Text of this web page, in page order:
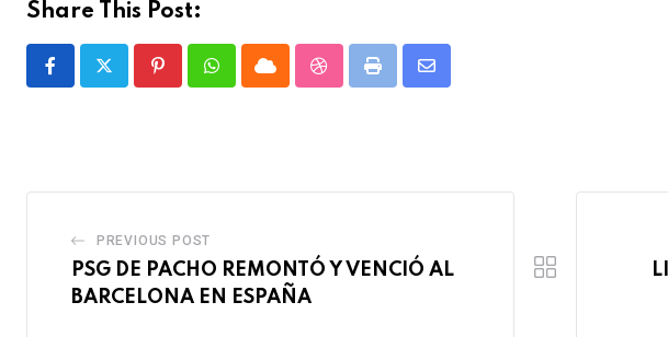
Share This Post:
PinterestWhatsappCloud StumbleUpon
Print
Share
PREVIOUS POST
PSG DE PACHO REMONTÓ Y VENCIÓ AL
BARCELONA EN ESPAÑA